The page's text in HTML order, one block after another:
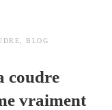
BLOG
coudre
vraiment